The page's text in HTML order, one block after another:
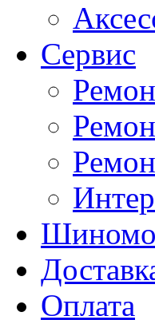
Сервис
Оплата